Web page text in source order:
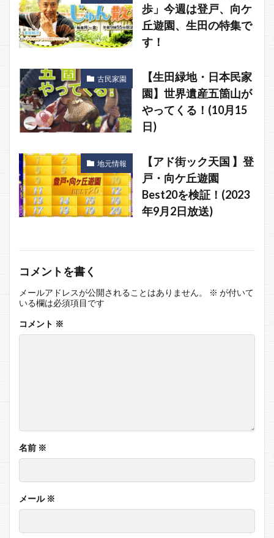
歩」今週は登戸、向ケ
丘遊園、生田の特集で
す！
古民家園
【生田緑地・日本民家
園】世界遺産五箇山が
やってくる！(10月15
日)
地元情報
【アド街ック天国 】登
戸・向ケ丘遊園
Best20を検証！(2023
年9月2日放送)
コメントを書く
メールアドレスが公開されることはありません。 ※ が付いて
いる欄は必須項目です
コメント ※
名前 ※
メール ※